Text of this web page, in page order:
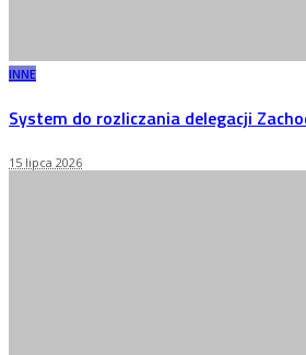
INNE
System do rozliczania delegacji
15 lipca 2026